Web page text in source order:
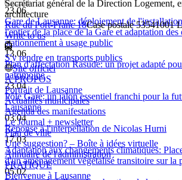
23.06
Gare de Lausanne: déploiement de
l'entier de la place de la Gare et adaptation des
stationnement à usage public
13.06
Plan d'affectation Rasude: un projet adapté
patrimoine
23.04
Pôle Gare: un jalon essentiel franchi pour la
Lausanne
03.04
Réponse à l'interpellation de Nicolas Hurni
17.03
Adaptation aux changements climatiques:
d'un aménagement végétalisé transitoire sur la
05.02
Secrétariat général de la Direction Logement,
architecture
Rue du Port-Franc 18Case postale 53541001
Write to us
S'y rendre en transports publics
Site officiel
À PROPOS
Portrait de Lausanne
Actualités municipales
Agenda des manifestations
Le Journal + newsletter
Plan de ville
Une suggestion? – Boîte à idées virtuelle
Annuaire de l'administration
PRATIQUE
Bienvenue à Lausanne